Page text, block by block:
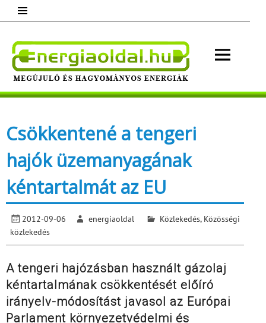
content
Megújuló és hagyományos energiák.
Csökkentené a tengeri
hajók üzemanyagának
kéntartalmát az EU
2012-09-06 energiaoldal Közlekedés, Közösségi
közlekedés
A tengeri hajózásban használt gázolaj
kéntartalmának csökkentését előíró
irányelv-módosítást javasol az Európai
Parlament környezetvédelmi és